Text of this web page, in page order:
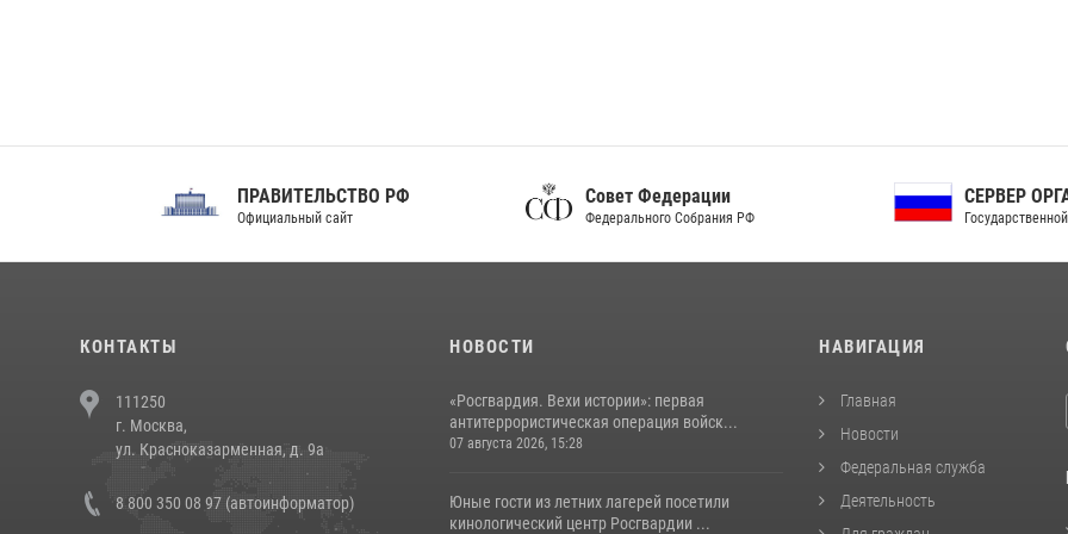
ПРАВИТЕЛЬСТВО РФ
Официальный сайт
Совет Федерации
Федерального Собрания РФ
СЕРВЕР ОРГАНОВ
Государственной власти РФ
КОНТАКТЫ
111250
г. Москва,
ул. Красноказарменная, д. 9а
8 800 350 08 97 (автоинформатор)
НОВОСТИ
«Росгвардия. Вехи истории»: первая
антитеррористическая операция войск...
07 августа 2026, 15:28
Юные гости из летних лагерей посетили
кинологический центр Росгвардии ...
НАВИГАЦИЯ
Главная
Новости
Федеральная служба
Деятельность